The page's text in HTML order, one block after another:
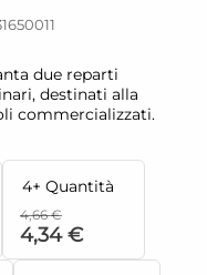
due reparti
destinati alla
commercializzati.
4+ Quantità
4,66 €
4,34 €